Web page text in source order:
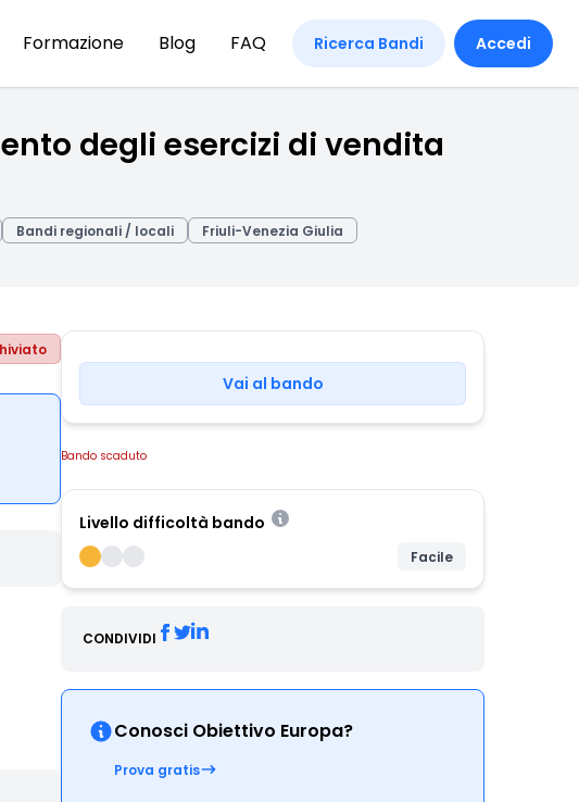
Formazione Blog FAQ Ricerca Bandi Accedi
degli esercizi di vendita
Bandi regionali / locali Friuli-Venezia Giulia
Vai al bando
Bando scaduto
Livello difficoltà bando
Facile
CONDIVIDI
Conosci Obiettivo Europa?
Prova gratis